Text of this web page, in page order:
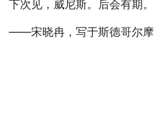
下次见，威尼斯。后会有期。
——宋晓冉，写于斯德哥尔